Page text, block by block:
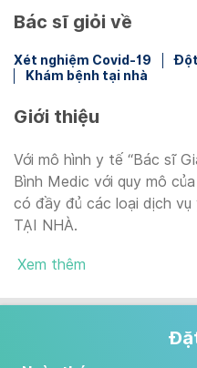
Bác sĩ giỏi về
Xét nghiệm Covid-19
Khám bệnh tại nhà
Giới thiệu
Với mô hình y tế “Bác sĩ
Bình Medic với quy mô
có đầy đủ các loại dịch
TẠI NHÀ.
Xem thêm